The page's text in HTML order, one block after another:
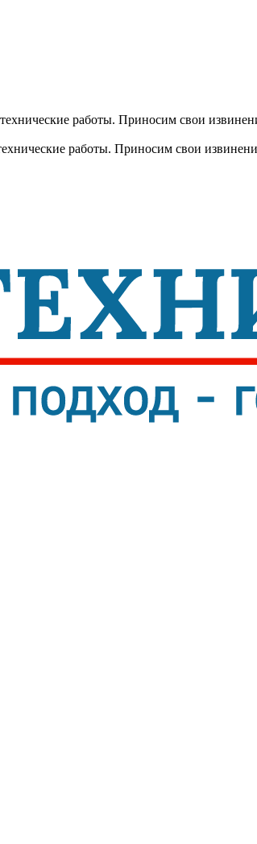
работы. Приносим свои
работы. Приносим свои